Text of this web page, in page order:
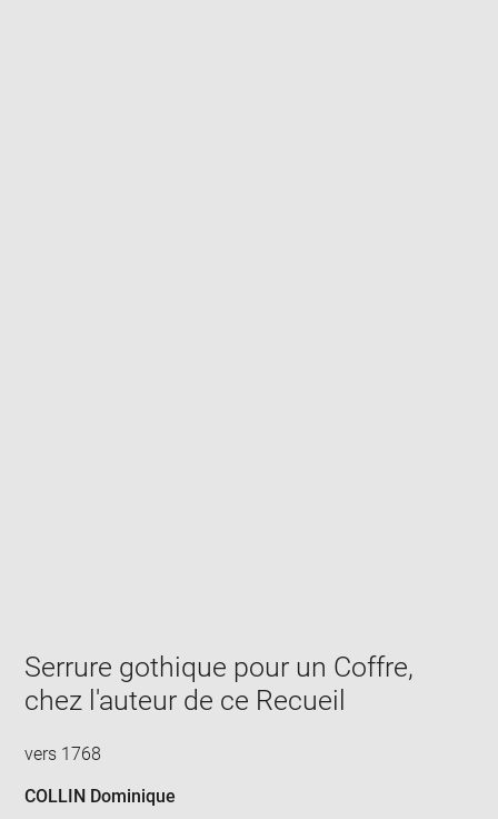
window
Serrure gothique pour un Coffre,
chez l'auteur de ce Recueil
vers 1768
COLLIN Dominique